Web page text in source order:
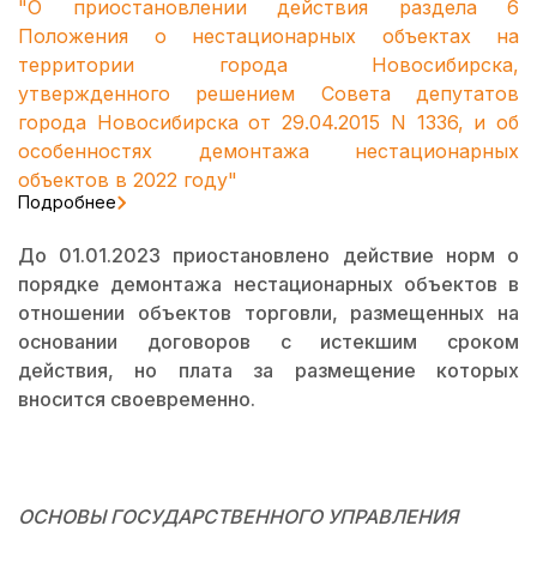
"О приостановлении действия раздела 6
Положения о нестационарных объектах на
территории города Новосибирска,
утвержденного решением Совета депутатов
города Новосибирска от 29.04.2015 N 1336, и об
особенностях демонтажа нестационарных
объектов в 2022 году"
Подробнее
До 01.01.2023 приостановлено действие норм о
порядке демонтажа нестационарных объектов в
отношении объектов торговли, размещенных на
основании договоров с истекшим сроком
действия, но плата за размещение которых
вносится своевременно.
ОСНОВЫ ГОСУДАРСТВЕННОГО УПРАВЛЕНИЯ